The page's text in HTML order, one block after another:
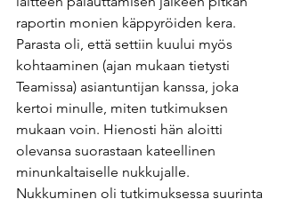
raportin monien käppyröiden kera.
Parasta oli, että settiin kuului myös
kohtaaminen (ajan mukaan tietysti
Teamissa) asiantuntijan kanssa, joka
kertoi minulle, miten tutkimuksen
mukaan voin. Hienosti hän aloitti
olevansa suorastaan kateellinen
minunkaltaiselle nukkujalle.
Nukkuminen oli tutkimuksessa suurinta